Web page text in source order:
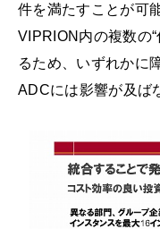
件を満たすことが可
VIPRION内の複数の
るため、いずれかに
ADCには影響が及ば